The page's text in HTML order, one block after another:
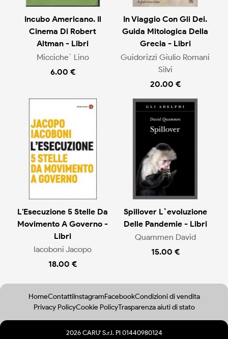
Incubo Americano. Il
Cinema Di Robert
Altman - Libri
Micciche` Lino
6.00 €
In Viaggio Con Gli Dei.
Guida Mitologica Della
Grecia - Libri
Guidorizzi Giulio Romani
Silvi
20.00 €
L'Esecuzione 5 Stelle Da
Movimento A Governo -
Libri
Iacoboni Jacopo
18.00 €
Spillover L`evoluzione
Delle Pandemie - Libri
Quammen David
15.00 €
HomeContattiInstagramFacebookCondizioni di vendita
Privacy PolicyCookie PolicyTrasparenza aiuti di stato
2026 CARU' S.r.l. PI 01440980124